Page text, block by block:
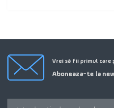
Vrei să fii primul care
Aboneaza-te la